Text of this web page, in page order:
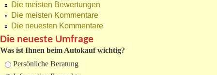
Die meisten Bewertungen
Die meisten Kommentare
Die neuesten Kommentare
Die neueste Umfrage
Was ist Ihnen beim Autokauf wichtig?
Auswahlmöglichkeiten
Persönliche Beratung